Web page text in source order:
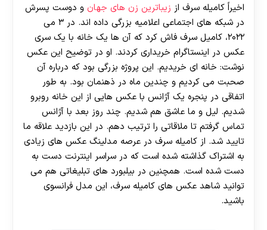
اخیراً کامیله سرف از زیباترین زن های جهان و دوست پسرش
در شبکه های اجتماعی اعلامیه بزرگی داده اند. در ۳ می
۲۰۲۲، کامیل سرف فاش کرد که آن ها یک خانه با یک سری
عکس در اینستاگرام خریداری کردند. او در توضیح این عکس
نوشت: خانه ای خریدیم. این پروژه بزرگی بود که درباره آن
صحبت می کردیم و چندین ماه در ذهنمان بود. به طور
اتفاقی در پنجره یک آژانس با عکس هایی از این خانه روبرو
شدیم. لیل و ما عاشق هم شدیم. چند روز بعد با آژانس
تماس گرفتم تا ملاقاتی را ترتیب دهم. در این بازدید علاقه ما
تایید شد. از کامیله سرف در عرصه مدلینگ عکس های زیادی
به اشتراک گذاشته شده است که در سراسر اینترنت دست به
دست شده است. همچنین در بیلبورد های تبلیغاتی هم می
توانید شاهد عکس های کامیله سرف، این مدل فرانسوی
باشید.